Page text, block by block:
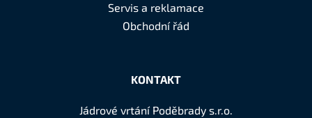
Servis a reklamace
Obchodní řád
KONTAKT
Jádrové vrtání Poděbrady s.r.o.